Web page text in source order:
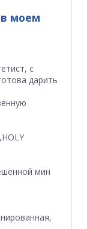
моем
с
дарить
мин